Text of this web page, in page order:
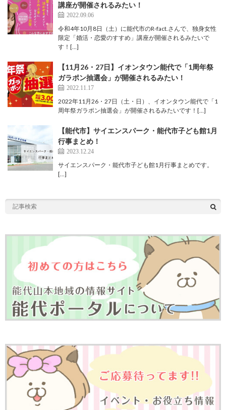
講座が開催されるみたい！
2022.09.06
令和4年10月8日（土）に能代市のR-fact.さんで、独身女性
限定「婚活・恋愛のすすめ」講座が開催されるみたいで
す！[…]
【11月26・27日】イオンタウン能代で「1周年祭
ガラポン抽選会」が開催されるみたい！
2022.11.17
2022年11月26・27日（土・日）、イオンタウン能代で「1
周年祭ガラポン抽選会」が開催されるみたいです！[…]
【能代市】サイエンスパーク・能代市子ども館1月
行事まとめ！
2023.12.24
サイエンスパーク・能代市子ども館1月行事まとめです。
[…]